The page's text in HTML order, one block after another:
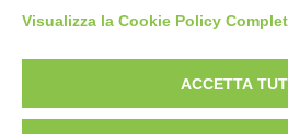
diritto d’autore, legge 22 aprile 1941 n. 633.
dei fotografi che hanno realizzato le opere
Visualizza la Cookie Policy
ACCETTA